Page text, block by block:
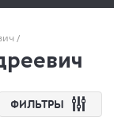
ФИЛЬТРЫ